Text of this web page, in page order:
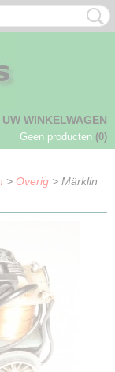
UW WINKELWAGEN
Geen producten (0)
> Overig > Märklin